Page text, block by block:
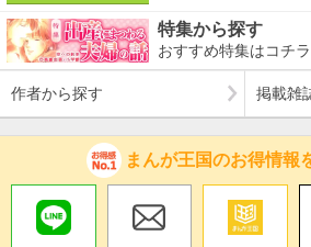
特集から探す
おすすめ特集はコチラ
作者から探す 掲載雑
まんが王国のお得情報